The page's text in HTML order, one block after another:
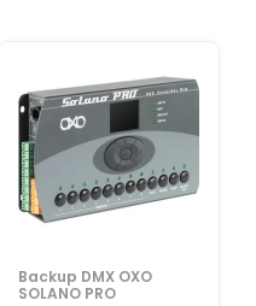
Backup DMX OXO
SOLANO PRO